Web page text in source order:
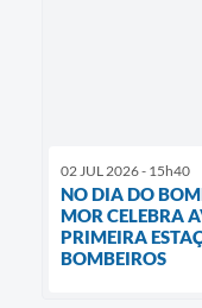
02 JUL 2026 - 15h40
NO DIA DO
MOR CELEBRA
PRIMEIRA
BOMBEIROS